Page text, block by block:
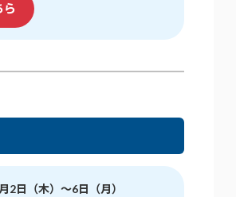
ら
2日（木）～6日（月）